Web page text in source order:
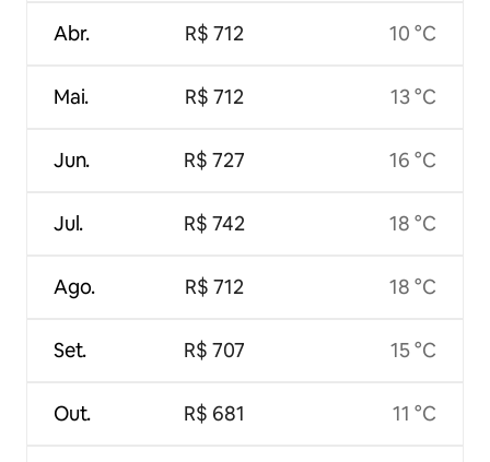
Abr.
Mai.
Jun.
Jul.
Ago.
Set.
Out.
R$ 712
R$ 712
R$ 727
R$ 742
R$ 712
R$ 707
R$ 681
10 °C
13 °C
16 °C
18 °C
18 °C
15 °C
11 °C